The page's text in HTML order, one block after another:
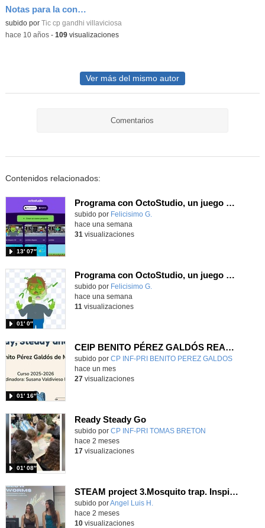
Notas para la convivencia 2
subido por
Tic cp gandhi villaviciosa
-hace 10 años- 109visualizaciones
Ver más del mismo autor
Comentarios
Contenidos relacionados:
Programa con OctoStudio, un juego de disparos contra Zombies con un cargador basado en el House of the dead
Contenido educativo.
subido por Felicisimo G.
13′ 07″
hace una semana
31 visualizaciones
Programa con OctoStudio, un juego homenajeando al House of the dead con Zombies
Contenido educativo.
subido por Felicisimo G.
01′ 0″
hace una semana
11 visualizaciones
CEIP BENITO PÉREZ GALDÓS READY, STEADY & GO
Contenido educativo.
subido por CP INF-PRI BENITO PEREZ GALDOS
01′ 16″
-
hace un mes
27 visualizaciones
Ready Steady Go
Contenido educativo.
subido por CP INF-PRI TOMAS BRETON
01′ 08″
hace 2 meses
17 visualizaciones
STEAM project 3.Mosquito trap. Inspired in the Glow worms of New Zealand. - Contenido educativo
Contenido educativo.
subido porAngel Luis H.
hace 2 meses
10visualizaciones